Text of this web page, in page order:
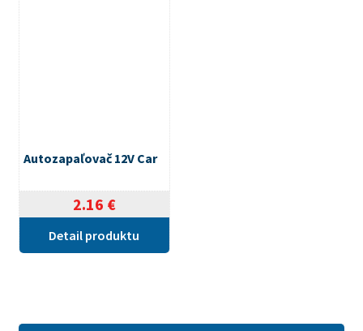
Autozapaľovač 12V Car
2.16 €
Detail produktu